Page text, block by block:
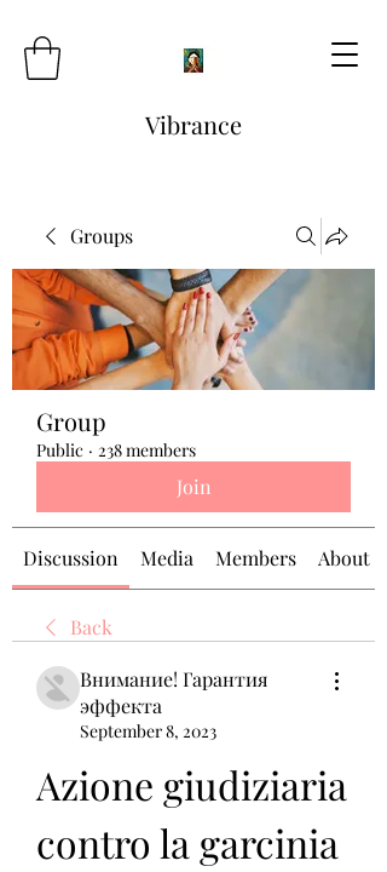
Vibrance
Groups
Group
Public · 238 members
Join
Discussion Media Members About
Back
Внимание! Гарантия
эффекта
September 8, 2023
Azione giudiziaria
contro la garcinia